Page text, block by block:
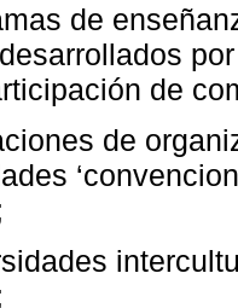
de
de
de